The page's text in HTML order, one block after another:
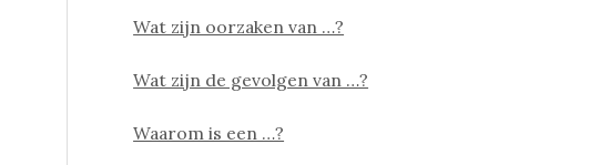
Wat zijn oorzaken van …?
Wat zijn de gevolgen van …?
Waarom is een …?